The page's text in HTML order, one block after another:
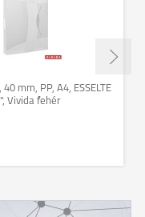
mm, PP, A4, ESSELTE
Vivida fehér